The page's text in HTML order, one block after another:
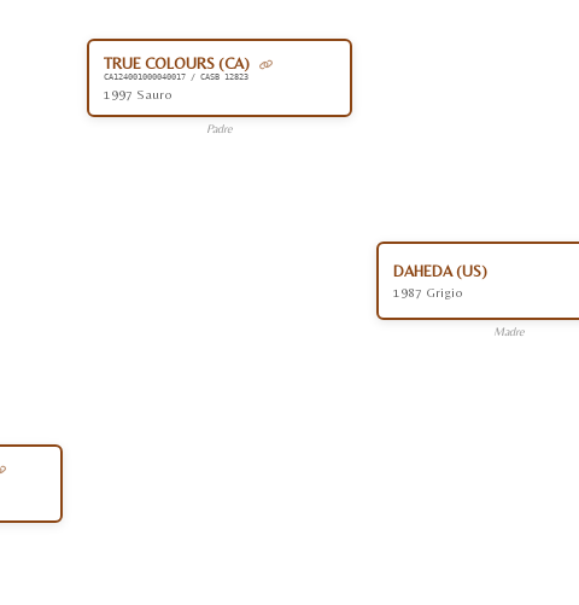
TRUE COLOURS (CA)
CA124001000040017 / CASB 12823
1997 Sauro
Padre
DAHEDA (US)
1987 Grigio
Madre